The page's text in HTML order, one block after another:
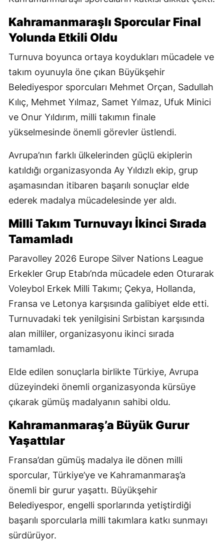
Kahramanmaraşlı Sporcular Final
Yolunda Etkili Oldu
Turnuva boyunca ortaya koydukları mücadele ve
takım oyunuyla öne çıkan Büyükşehir
Belediyespor sporcuları Mehmet Orçan, Sadullah
Kılıç, Mehmet Yılmaz, Samet Yılmaz, Ufuk Minici
ve Onur Yıldırım, milli takımın finale
yükselmesinde önemli görevler üstlendi.
Avrupa’nın farklı ülkelerinden güçlü ekiplerin
katıldığı organizasyonda Ay Yıldızlı ekip, grup
aşamasından itibaren başarılı sonuçlar elde
ederek madalya mücadelesinde yer aldı.
Milli Takım Turnuvayı İkinci Sırada
Tamamladı
Paravolley 2026 Europe Silver Nations League
Erkekler Grup Etabı’nda mücadele eden Oturarak
Voleybol Erkek Milli Takımı; Çekya, Hollanda,
Fransa ve Letonya karşısında galibiyet elde etti.
Turnuvadaki tek yenilgisini Sırbistan karşısında
alan milliler, organizasyonu ikinci sırada
tamamladı.
Elde edilen sonuçlarla birlikte Türkiye, Avrupa
düzeyindeki önemli organizasyonda kürsüye
çıkarak gümüş madalyanın sahibi oldu.
Kahramanmaraş’a Büyük Gurur
Yaşattılar
Fransa’dan gümüş madalya ile dönen milli
sporcular, Türkiye’ye ve Kahramanmaraş’a
önemli bir gurur yaşattı. Büyükşehir
Belediyespor, engelli sporlarında yetiştirdiği
başarılı sporcularla milli takımlara katkı sunmayı
sürdürüyor.